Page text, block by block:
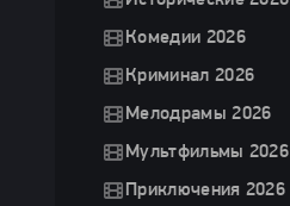
Комедии 2026
Криминал 2026
Мелодрамы 2026
Мультфильмы 2026
Приключения 2026